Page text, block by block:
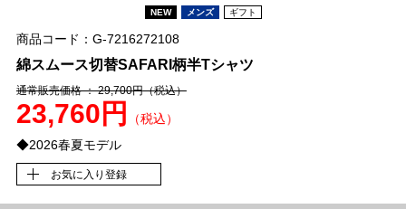
NEW メンズ ギフト
商品コード：G-7216272108
綿スムース切替SAFARI柄半Tシャツ
通常販売価格 ： 29,700円（税込）
23,760円
（税込）
◆2026春夏モデル
お気に入り登録